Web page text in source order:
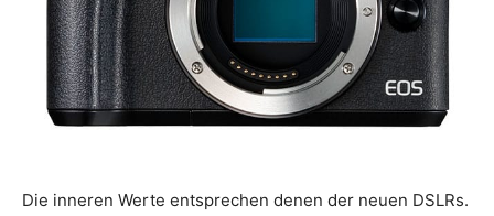
Die inneren Werte entsprechen denen der neuen DSLRs.